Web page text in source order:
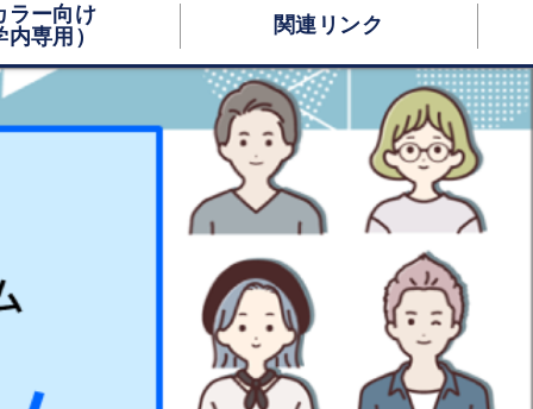
ラー向け
内専用）
関連リンク